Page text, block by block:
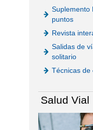
Suplemento
puntos
Revista
Salidas de
solitario
Técnicas de
Salud Vial